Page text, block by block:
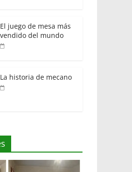
El juego de mesa más
vendido del mundo
La historia de mecano